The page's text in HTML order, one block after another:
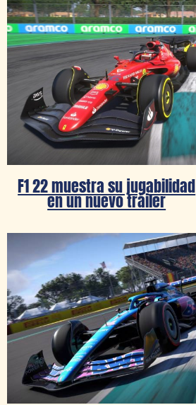
F1 22 muestra su jugabilidad
en un nuevo tráiler